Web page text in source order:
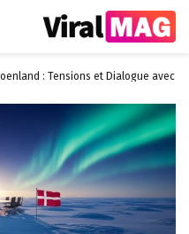
: Tensions et Dialogue avec